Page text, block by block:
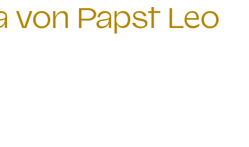
von Papst Leo